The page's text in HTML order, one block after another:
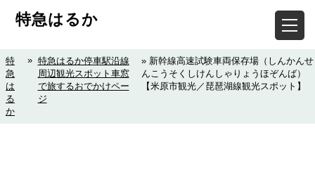
特急はるか
特
急
は
る
か
» 特急はるか停車駅沿線
周辺観光スポット車窓
で旅するおでかけペー
ジ
» 新幹線高速試験車両保存場（しんかんせ
んこうそくしけんしゃりょうほぞんば）
【米原市観光／琵琶湖線観光スポット】